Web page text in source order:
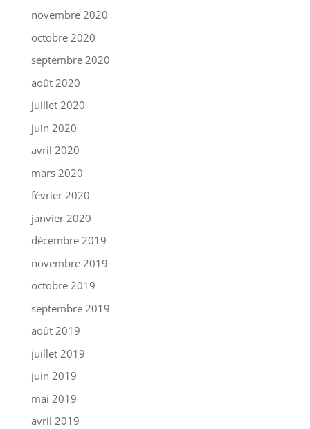
novembre 2020
octobre 2020
septembre 2020
août 2020
juillet 2020
juin 2020
avril 2020
mars 2020
février 2020
janvier 2020
décembre 2019
novembre 2019
octobre 2019
septembre 2019
août 2019
juillet 2019
juin 2019
mai 2019
avril 2019